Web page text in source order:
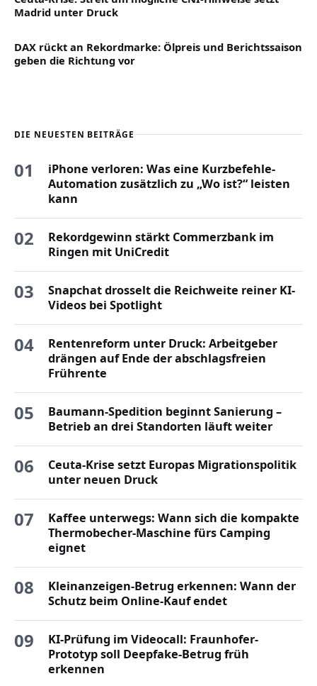
Madrid unter Druck
DAX rückt an Rekordmarke: Ölpreis und Berichtssaison
geben die Richtung vor
DIE NEUESTEN BEITRÄGE
01
iPhone verloren: Was eine Kurzbefehle-
Automation zusätzlich zu „Wo ist?“ leisten
kann
02
Rekordgewinn stärkt Commerzbank im
Ringen mit UniCredit
03
Snapchat drosselt die Reichweite reiner KI-
Videos bei Spotlight
04
Rentenreform unter Druck: Arbeitgeber
drängen auf Ende der abschlagsfreien
Frührente
05
Baumann-Spedition beginnt Sanierung –
Betrieb an drei Standorten läuft weiter
06
Ceuta-Krise setzt Europas Migrationspolitik
unter neuen Druck
07
Kaffee unterwegs: Wann sich die kompakte
Thermobecher-Maschine fürs Camping
eignet
08
Kleinanzeigen-Betrug erkennen: Wann der
Schutz beim Online-Kauf endet
09
KI-Prüfung im Videocall: Fraunhofer-
Prototyp soll Deepfake-Betrug früh
erkennen